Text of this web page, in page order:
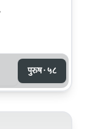
पुरुष · ५८